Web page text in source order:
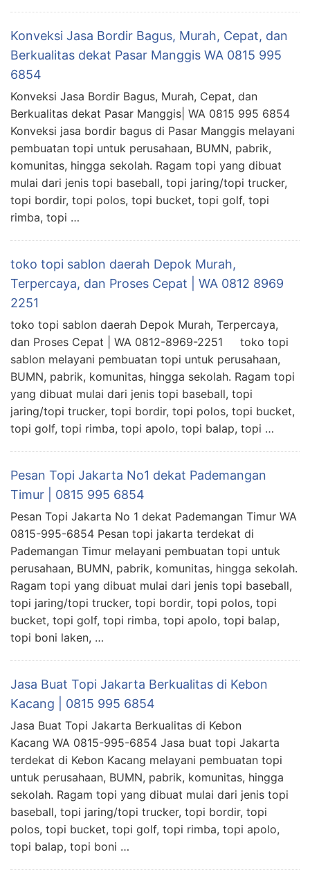
Konveksi Jasa Bordir Bagus, Murah, Cepat, dan
Berkualitas dekat Pasar Manggis WA 0815 995
6854
Konveksi Jasa Bordir Bagus, Murah, Cepat, dan
Berkualitas dekat Pasar Manggis| WA 0815 995 6854
Konveksi jasa bordir bagus di Pasar Manggis melayani
pembuatan topi untuk perusahaan, BUMN, pabrik,
komunitas, hingga sekolah. Ragam topi yang dibuat
mulai dari jenis topi baseball, topi jaring/topi trucker,
topi bordir, topi polos, topi bucket, topi golf, topi
rimba, topi …
toko topi sablon daerah Depok Murah,
Terpercaya, dan Proses Cepat | WA 0812 8969
2251
toko topi sablon daerah Depok Murah, Terpercaya,
dan Proses Cepat | WA 0812-8969-2251 toko topi
sablon melayani pembuatan topi untuk perusahaan,
BUMN, pabrik, komunitas, hingga sekolah. Ragam topi
yang dibuat mulai dari jenis topi baseball, topi
jaring/topi trucker, topi bordir, topi polos, topi bucket,
topi golf, topi rimba, topi apolo, topi balap, topi …
Pesan Topi Jakarta No1 dekat Pademangan
Timur | 0815 995 6854
Pesan Topi Jakarta No 1 dekat Pademangan Timur WA
0815-995-6854 Pesan topi jakarta terdekat di
Pademangan Timur melayani pembuatan topi untuk
perusahaan, BUMN, pabrik, komunitas, hingga sekolah.
Ragam topi yang dibuat mulai dari jenis topi baseball,
topi jaring/topi trucker, topi bordir, topi polos, topi
bucket, topi golf, topi rimba, topi apolo, topi balap,
topi boni laken, …
Jasa Buat Topi Jakarta Berkualitas di Kebon
Kacang | 0815 995 6854
Jasa Buat Topi Jakarta Berkualitas di Kebon
Kacang WA 0815-995-6854 Jasa buat topi Jakarta
terdekat di Kebon Kacang melayani pembuatan topi
untuk perusahaan, BUMN, pabrik, komunitas, hingga
sekolah. Ragam topi yang dibuat mulai dari jenis topi
baseball, topi jaring/topi trucker, topi bordir, topi
polos, topi bucket, topi golf, topi rimba, topi apolo,
topi balap, topi boni …